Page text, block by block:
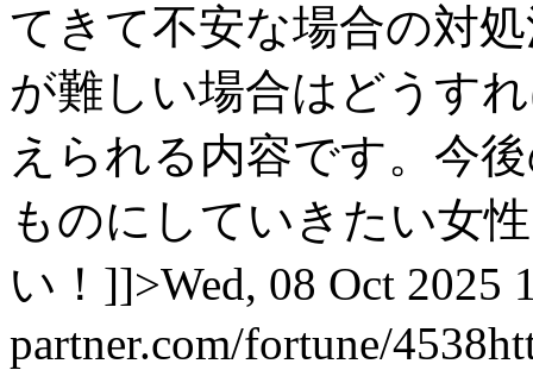
てきて不安な場合の対
が難しい場合はどうす
えられる内容です。今
ものにしていきたい女
い！]]>Wed, 08 Oct 2025
partner.com/fortune/4538